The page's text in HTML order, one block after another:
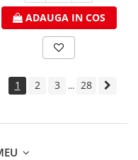
ADAUGA IN COS
1 2 3 ... 28